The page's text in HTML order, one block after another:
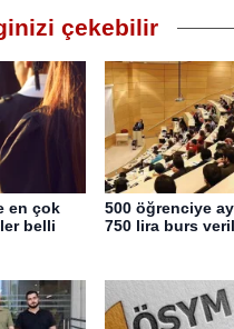
çekebilir
en çok
belli
500 öğrenciye
750 lira burs